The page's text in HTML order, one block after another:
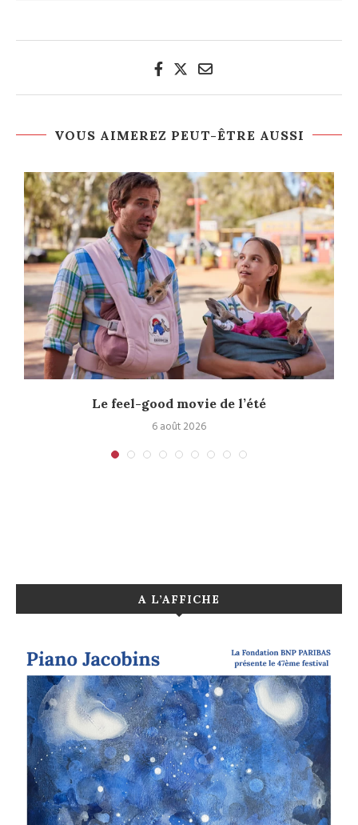
VOUS AIMEREZ PEUT-ÊTRE AUSSI
Le feel-good movie de l’été
6 août 2026
A L’AFFICHE